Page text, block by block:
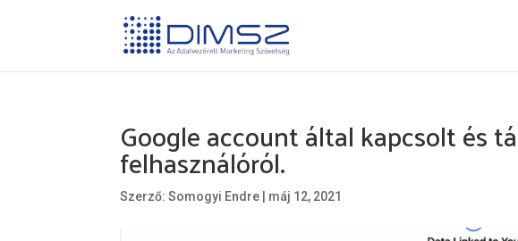
Google account által kapcsolt és
felhasználóról.
Szerző:Somogyi Endre máj 12, 2021